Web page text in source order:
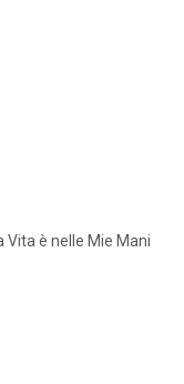
Vita è nelle Mie Mani